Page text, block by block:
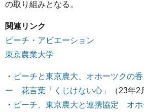
の取り組みとなる。
関連リンク
ピーチ・アビエーション
東京農業大学
・ ピーチと東京農大、オホーツクの
ー 花言葉「くじけない心」
（23年2
・ ピーチ、東京農大と連携協定 オホ